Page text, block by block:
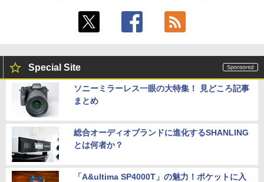
Special Site
ソニーミラーレス一眼の大特集！ 見どころ記事
まとめ
総合オーディオブランドに進化するSHANLING
とは何者か？
「A&ultima SP4000T」の魅力！ポケットに入